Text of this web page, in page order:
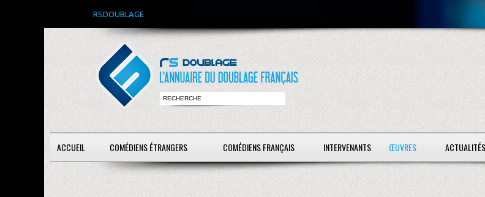
RSDOUBLAGE
ACCUEIL COMÉDIENS ÉTRANGERS COMÉDIENS FRANÇAIS INTERVENANTS ŒUVRES